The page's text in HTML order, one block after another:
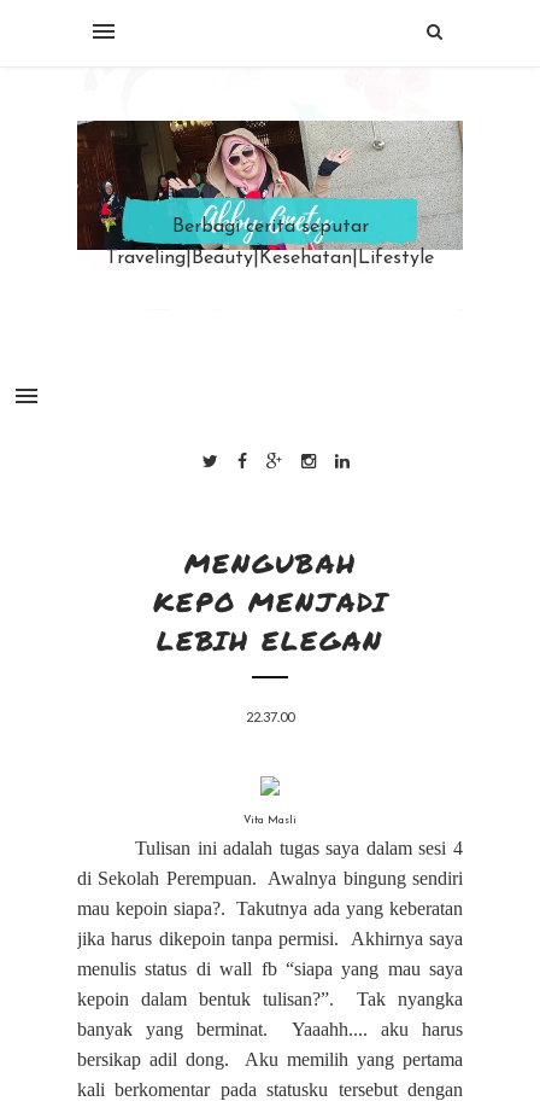
Berbagi cerita seputar
Traveling|Beauty|Kesehatan|Lifestyle
MENGUBAH
KEPO MENJADI
LEBIH ELEGAN
22.37.00
Vita Masli
Tulisan ini adalah tugas saya dalam sesi 4
di Sekolah Perempuan. Awalnya bingung sendiri
mau kepoin siapa?. Takutnya ada yang keberatan
jika harus dikepoin tanpa permisi. Akhirnya saya
menulis status di wall fb “siapa yang mau saya
kepoin dalam bentuk tulisan?”. Tak nyangka
banyak yang berminat. Yaaahh.... aku harus
bersikap adil dong. Aku memilih yang pertama
kali berkomentar pada statusku tersebut dengan